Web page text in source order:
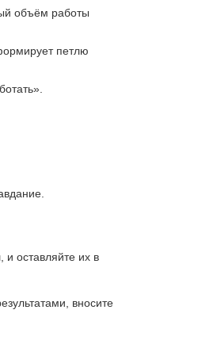
объём работы
петлю
и оставляйте их в
вносите